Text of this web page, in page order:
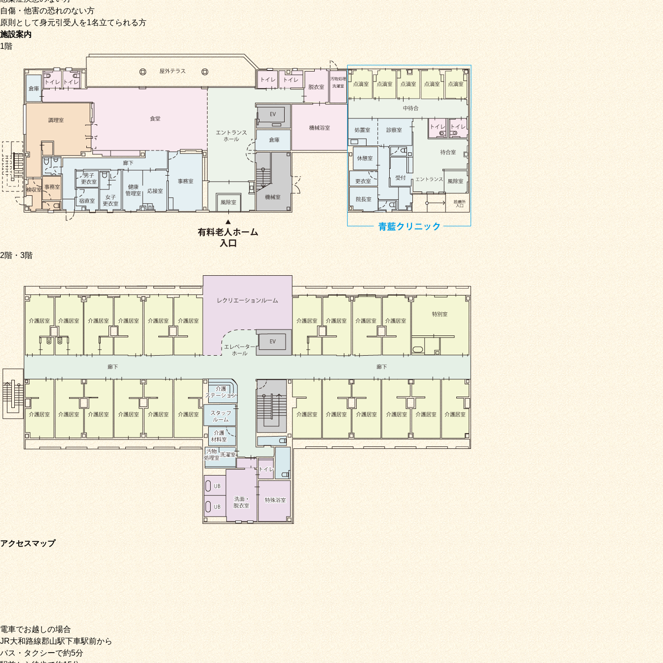
自傷・他害の恐れのない方
原則として身元引受人を1名立てられる方
施設案内
1階
2階・3階
アクセスマップ
電車でお越しの場合
JR大和路線郡山駅下車駅前から
バス・タクシーで約5分